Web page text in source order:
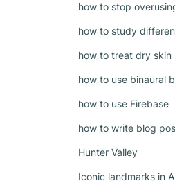
how to stop
how to study
how to treat dry skin
how to use binaural
how to use Firebase
how to write blog
Hunter Valley
Iconic landmarks in